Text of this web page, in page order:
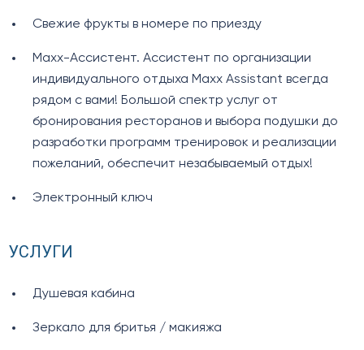
Свежие фрукты в номере по приезду
Maxx-Ассистент. Ассистент по организации
индивидуального отдыха Maxx Assistant всегда
рядом с вами! Большой спектр услуг от
бронирования ресторанов и выбора подушки до
разработки программ тренировок и реализации
пожеланий, обеспечит незабываемый отдых!
Электронный ключ
УСЛУГИ
Душевая кабина
Зеркало для бритья / макияжа